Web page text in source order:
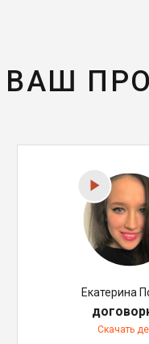
Екатерина
Скачать